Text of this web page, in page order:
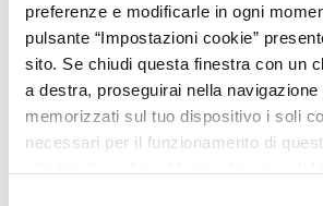
preferenze e modificarle in ogni
pulsante “Impostazioni cookie”
sito. Se chiudi questa finestra con un
a destra, proseguirai nella navigazione
memorizzati sul tuo dispositivo i soli
necessari per il funzionamento di
accessible
Persone con esigenze
(accessibilità)
In carrozzina
pets Animali ammessi (Pet